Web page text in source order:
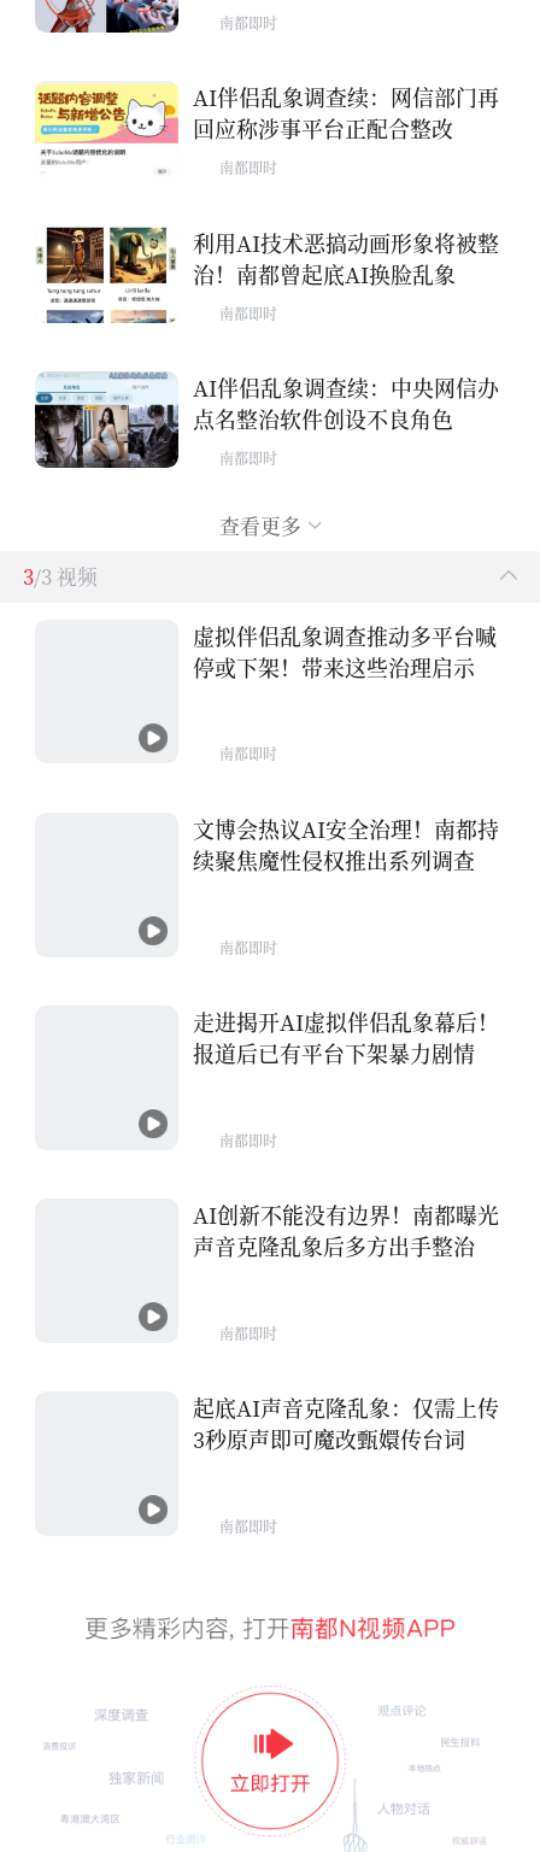
南都即时
AI伴侣乱象调查续：网信部门再
回应称涉事平台正配合整改
南都即时
利用AI技术恶搞动画形象将被整
治！南都曾起底AI换脸乱象
南都即时
AI伴侣乱象调查续：中央网信办
点名整治软件创设不良角色
南都即时
查看更多
3/3 视频
虚拟伴侣乱象调查推动多平台喊
停或下架！带来这些治理启示
南都即时
文博会热议AI安全治理！南都持
续聚焦魔性侵权推出系列调查
南都即时
走进揭开AI虚拟伴侣乱象幕后！
报道后已有平台下架暴力剧情
南都即时
AI创新不能没有边界！南都曝光
声音克隆乱象后多方出手整治
南都即时
起底AI声音克隆乱象：仅需上传
3秒原声即可魔改甄嬛传台词
南都即时